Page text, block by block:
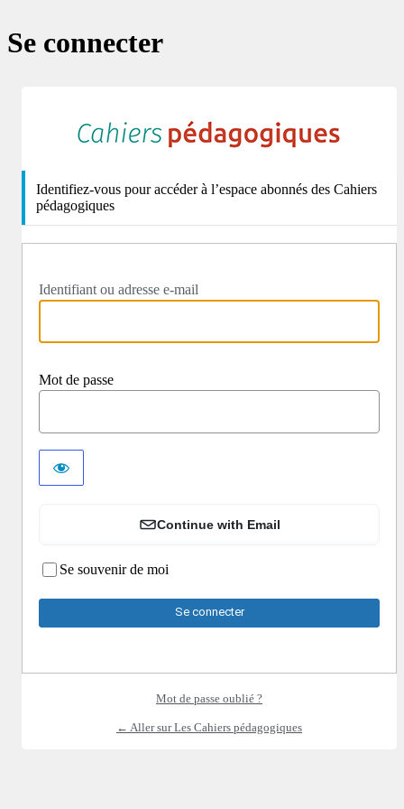
Se connecter
Identifiez-vous pour accéder à l’espace abonnés des Cahiers
pédagogiques
Identifiant ou adresse e-mail
Mot de passe
Continue with Email
Se souvenir de moi
Mot de passe oublié ?
← Aller sur Les Cahiers pédagogiques